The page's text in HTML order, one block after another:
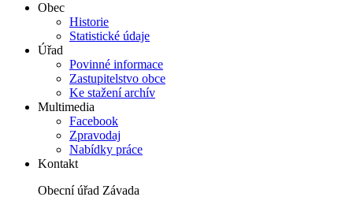
Obec
Historie
Statistické údaje
Úřad
Povinné informace
Zastupitelstvo obce
Ke stažení archív
Multimedia
Facebook
Zpravodaj
Nabídky práce
Kontakt
Obecní úřad Závada